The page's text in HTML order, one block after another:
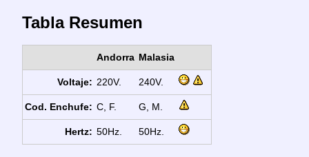
Tabla Resumen
Andorra Malasia
Voltaje: 220V. 240V.
Cod. Enchufe: C, F. G, M.
Hertz: 50Hz. 50Hz.